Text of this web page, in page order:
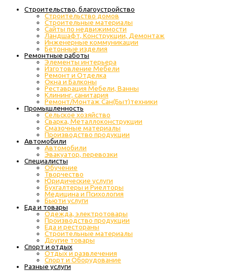
Строительство, благоустройство
Строительство домов
Строительные материалы
Сайты по недвижимости
Ландшафт, Конструкции, Демонтаж
Инженерные коммуникации
Бетонные изделия
Ремонтные работы
Элементы интерьера
Изготовление Мебели
Ремонт и Отделка
Окна и Балконы
Реставрация Мебели, Ванны
Клининг, санитария
Ремонт/Монтаж Сан(Быт)техники
Промышленность
Cельское хозяйство
Сварка, Металлоконструкции
Cмазочные материалы
Производство продукции
Автомобили
Автомобили
Эвакуатор, перевозки
Специалисты
Обучение
Творчество
Юридические услуги
Бухгалтеры и Риелторы
Медицина и Психология
Бьюти услуги
Еда и товары
Одежда, электротовары
Производство продукции
Еда и рестораны
Строительные материалы
Другие товары
Спорт и отдых
Отдых и развлечения
Спорт и Оборудование
Разные услуги